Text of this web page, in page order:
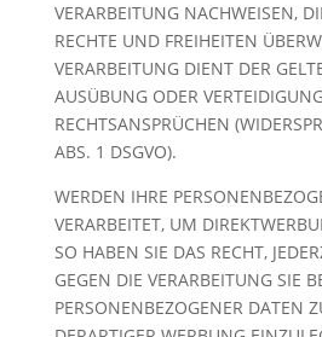
VERARBEITUNG NACHWEISEN,
RECHTE UND FREIHEITEN
VERARBEITUNG DIENT DER
AUSÜBUNG ODER
RECHTSANSPRÜCHEN
ABS. 1 DSGVO).
WERDEN IHRE
VERARBEITET, UM
SO HABEN SIE DAS RECHT,
GEGEN DIE VERARBEITUNG SIE
PERSONENBEZOGENER DATEN